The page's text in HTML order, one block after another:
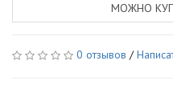
МОЖНО
0 отзывов /